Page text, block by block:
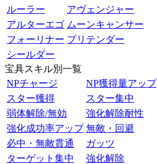
ルーラー
アヴェンジャー
アルターエゴ ムーンキャンサー
フォーリナー プリテンダー
シールダー
宝具スキル別一覧
NPチャージ
NP獲得量アップ
スター獲得
スター集中
弱体解除/無効
強化解除耐性
強化成功率アップ 無敵・回避
必中・無敵貫通
ガッツ
ターゲット集中
強化解除